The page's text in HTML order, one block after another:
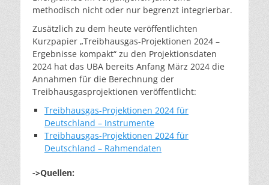
methodisch nicht oder nur begrenzt integrierbar.
Zusätzlich zu dem heute veröffentlichten
Kurzpapier „Treibhausgas-Projektionen 2024 –
Ergebnisse kompakt“ zu den Projektionsdaten
2024 hat das UBA bereits Anfang März 2024 die
Annahmen für die Berechnung der
Treibhausgasprojektionen veröffentlicht:
Treibhausgas-Projektionen 2024 für
Deutschland – Instrumente
Treibhausgas-Projektionen 2024 für
Deutschland – Rahmendaten
->Quellen: